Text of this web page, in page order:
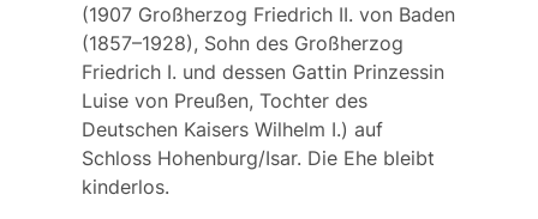
(1907 Großherzog Friedrich II. von Baden
(1857–1928), Sohn des Großherzog
Friedrich I. und dessen Gattin Prinzessin
Luise von Preußen, Tochter des
Deutschen Kaisers Wilhelm I.) auf
Schloss Hohenburg/Isar. Die Ehe bleibt
kinderlos.